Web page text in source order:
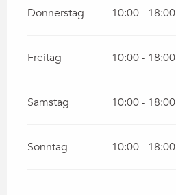
Donnerstag 10:00 - 18:00
Freitag 10:00 - 18:00
Samstag 10:00 - 18:00
Sonntag 10:00 - 18:00